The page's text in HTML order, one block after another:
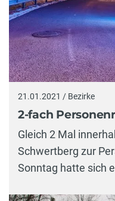
21.01.2021 / Bezirke
2-fach
Gleich 2 Mal
Schwertberg zur
Sonntag hatte sich